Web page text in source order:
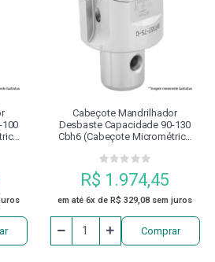
Cabeçote Mandrilhador
Desbaste Capacidade 90-130
Cbh6 (cabeçote Micrométrico
R$ 1.974,45
em até 6x de R$ 329,08 sem juros
Comprar